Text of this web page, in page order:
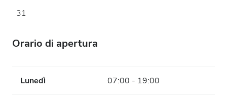
31
Orario di apertura
Lunedì 07:00 - 19:00